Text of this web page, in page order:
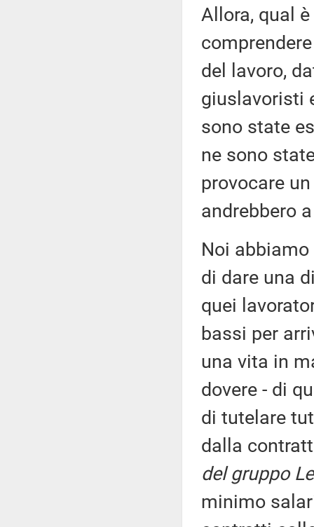
Allora, qual
del lavoro,
giuslavoristi
sono state
ne sono
provocare
andrebbero
Noi
di dare una
quei
bassi per
una vita in
dovere - di
di tutelare
dalla
del gruppo
minimo